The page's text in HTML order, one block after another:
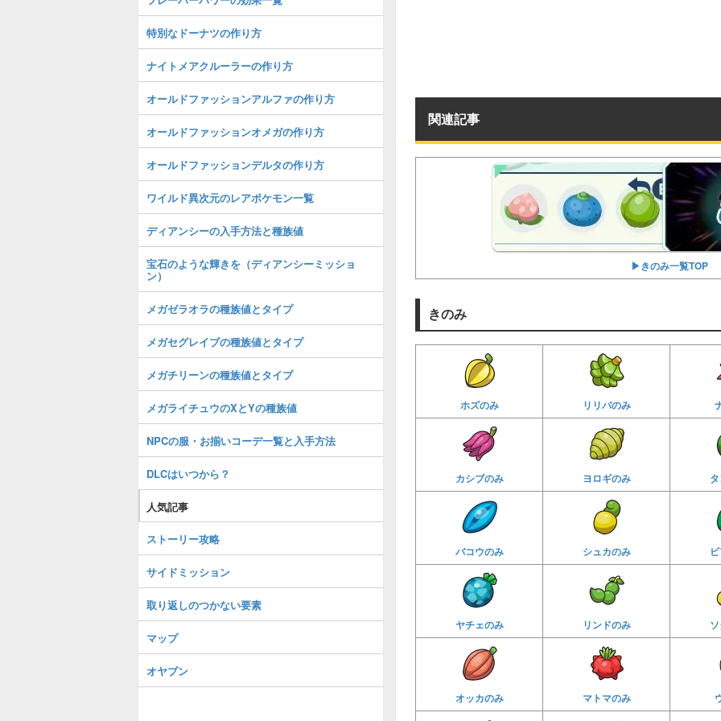
関連記事
▶︎きのみ一覧TOP
きのみ
ホズのみ リリバのみ
カシブのみ ヨロギのみ
バコウのみ シュカのみ
ヤチェのみ リンドのみ
オッカのみ マトマのみ
特別なドーナツの作り方
ナイトメアクルーラーの作り方
オールドファッションアルファの作り方
オールドファッションオメガの作り方
オールドファッションデルタの作り方
ワイルド異次元のレアポケモン一覧
ディアンシーの入手方法と種族値
宝石のような輝きを（ディアンシーミッショ
ン）
メガゼラオラの種族値とタイプ
メガセグレイブの種族値とタイプ
メガチリーンの種族値とタイプ
メガライチュウのXとYの種族値
NPCの服・お揃いコーデ一覧と入手方法
DLCはいつから？
人気記事
ストーリー攻略
サイドミッション
取り返しのつかない要素
マップ
オヤブン